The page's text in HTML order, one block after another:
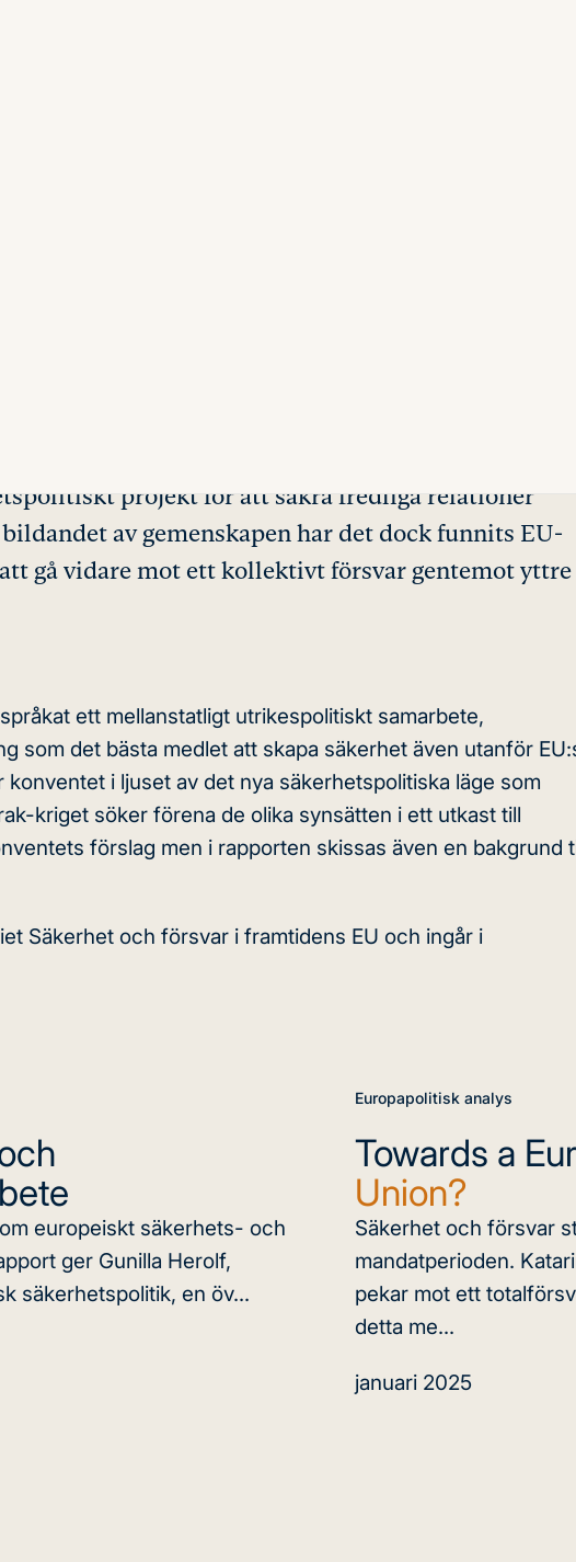
i framtidens EU
i det europeiska
projekt för att säkra fredliga relationer
av gemenskapen har det dock funnits EU-
gå vidare mot ett kollektivt försvar gentemot yttre
ett mellanstatligt utrikespolitiskt samarbete,
som det bästa medlet att skapa säkerhet även utanför
i ljuset av det nya säkerhetspolitiska läge som
kriget söker förena de olika synsätten i ett utkast till
förslag men i rapporten skissas även en bakgrund
Säkerhet och försvar i framtidens EU och ingår i
europeiskt säkerhets- och
ger Gunilla Herolf,
säkerhetspolitik, en öv...
Europapolitisk analys
Towards a
Union?
Säkerhet och försvar
mandatperioden.
pekar mot ett
detta me...
januari 2025